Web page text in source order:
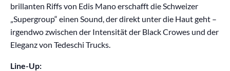
brillanten Riffs von Edis Mano erschafft die Schweizer
„Supergroup“ einen Sound, der direkt unter die Haut geht –
irgendwo zwischen der Intensität der Black Crowes und der
Eleganz von Tedeschi Trucks.
Line-Up: